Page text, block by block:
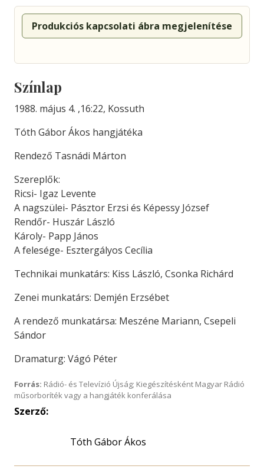
Produkciós kapcsolati ábra megjelenítése
Színlap
1988. május 4. ,16:22, Kossuth
Tóth Gábor Ákos hangjátéka
Rendező Tasnádi Márton
Szereplők:
Ricsi- Igaz Levente
A nagszülei- Pásztor Erzsi és Képessy József
Rendőr- Huszár László
Károly- Papp János
A felesége- Esztergályos Cecília
Technikai munkatárs: Kiss László, Csonka Richárd
Zenei munkatárs: Demjén Erzsébet
A rendező munkatársa: Meszéne Mariann, Csepeli
Sándor
Dramaturg: Vágó Péter
Forrás: Rádió- és Televízió Újság; Kiegészítésként Magyar Rádió
műsorboríték vagy a hangjáték konferálása
Szerző:
Tóth Gábor Ákos